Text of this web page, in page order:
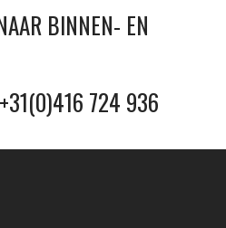
BINNEN- EN
724 936